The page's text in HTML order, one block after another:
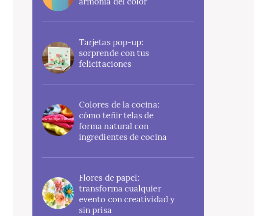
Tarjetas pop-up:
sorprende con tus
felicitaciones
Colores de la cocina:
cómo teñir telas de
forma natural con
ingredientes de cocina
Flores de papel:
transforma cualquier
evento con creatividad y
sin prisa